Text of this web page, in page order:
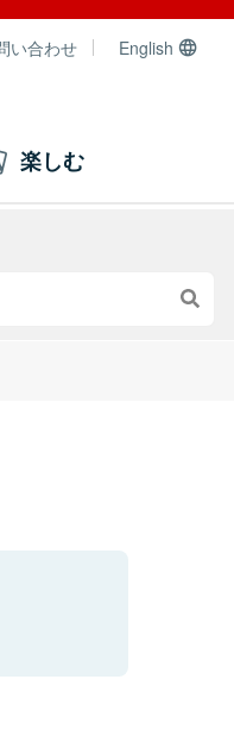
い合わせ English
楽しむ